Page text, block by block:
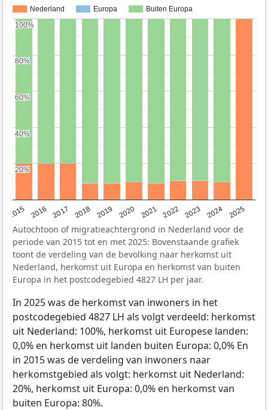
Nederland Europa Buiten Europa
2015 2016 2017 2018 2019 2020 2021 2022 2023 2024 2025
20%
20%
40%
40%
60%
60%
80%
80%
100%
100%
Autochtoon of migratieachtergrond in Nederland voor de
periode van 2015 tot en met 2025: Bovenstaande grafiek
toont de verdeling van de bevolking naar herkomst uit
Nederland, herkomst uit Europa en herkomst van buiten
Europa in het postcodegebied 4827 LH per jaar.
In 2025 was de herkomst van inwoners in het
postcodegebied 4827 LH als volgt verdeeld: herkomst
uit Nederland: 100%, herkomst uit Europese landen:
0,0% en herkomst uit landen buiten Europa: 0,0% En
in 2015 was de verdeling van inwoners naar
herkomstgebied als volgt: herkomst uit Nederland:
20%, herkomst uit Europa: 0,0% en herkomst van
buiten Europa: 80%.